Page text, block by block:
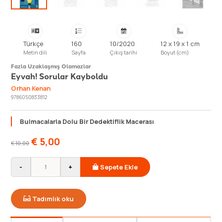
Türkçe
Metin dili
160
Sayfa
10/2020
Çıkış tarihi
12 x 19 x 1 cm
Boyut (cm)
Fazla Uzaklaşmış Olamazlar
Eyvah! Sorular Kayboldu
Orhan Kenan
9786050833812
Bulmacalarla Dolu Bir Dedektiflik Macerası
€10,00 € 5,00
- + Sepete Ekle
Tadımlık oku